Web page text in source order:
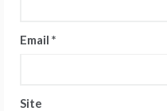
Email *
Site